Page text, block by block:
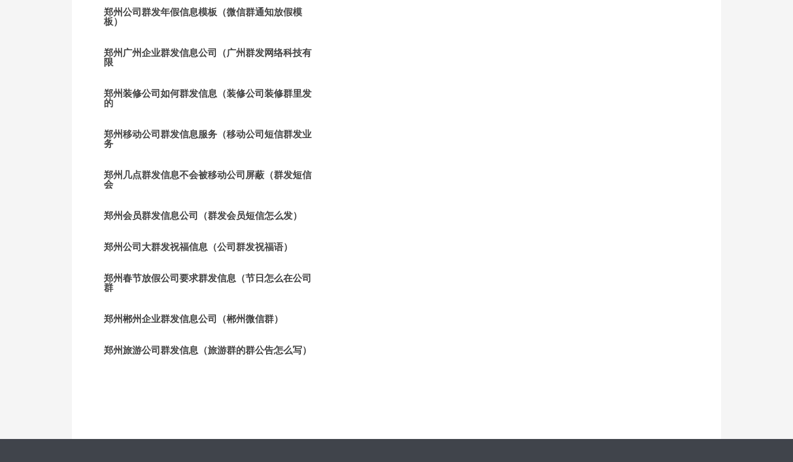
郑州公司群发年假信息模板（微信群通知放假模
板）
郑州广州企业群发信息公司（广州群发网络科技有
限
郑州装修公司如何群发信息（装修公司装修群里发
的
郑州移动公司群发信息服务（移动公司短信群发业
务
郑州几点群发信息不会被移动公司屏蔽（群发短信
会
郑州会员群发信息公司（群发会员短信怎么发）
郑州公司大群发祝福信息（公司群发祝福语）
郑州春节放假公司要求群发信息（节日怎么在公司
群
郑州郴州企业群发信息公司（郴州微信群）
郑州旅游公司群发信息（旅游群的群公告怎么写）